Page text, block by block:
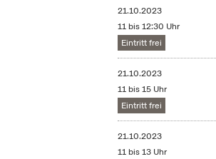
21.10.2023
11 bis 12:30 Uhr
Eintritt frei
21.10.2023
11 bis 15 Uhr
Eintritt frei
21.10.2023
11 bis 13 Uhr